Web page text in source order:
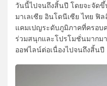
วันนี้ไปจนถึงสิ้นปี โดยจะจัดขึ้
มาเลเซีย อินโดนีเซีย ไทย ฟิ
แคมเปญระดับภูมิภาคที่ครอบ
ร่วมสนุกและโปรโมชั่นมากม
ออฟไลน์ต่อเนื่องไปจนถึงสิ้นปี